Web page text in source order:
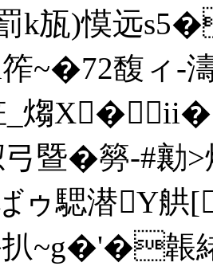
k瓬)慔远
~�72馥ィ-
_煼X�
暨�簩-#勷>
ゥ騦潜Y
扒~g�'�韔